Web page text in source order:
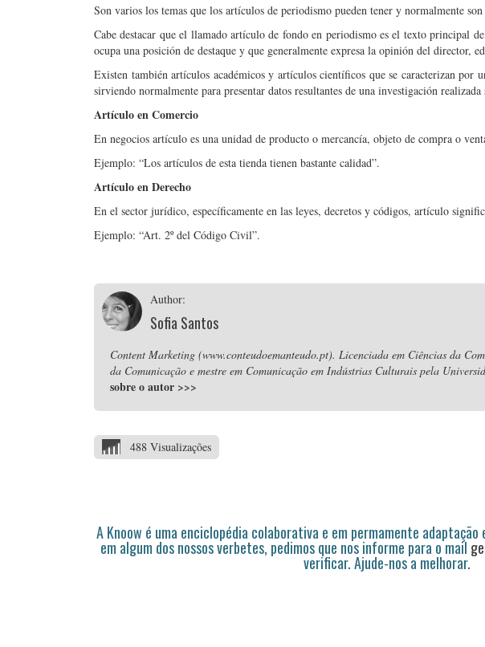
Son varios los temas que los artículos de periodismo pueden tener y normalmente
Cabe destacar que el llamado artículo de fondo en periodismo es el texto principal
ocupa una posición de destaque y que generalmente expresa la opinión del director,
Existen también artículos académicos y artículos científicos que se caracterizan por
sirviendo normalmente para presentar datos resultantes de una investigación
Artículo en Comercio
En negocios artículo es una unidad de producto o mercancía, objeto de compra o
Ejemplo: “Los artículos de esta tienda tienen bastante calidad”.
Artículo en Derecho
En el sector jurídico, específicamente en las leyes, decretos y códigos, artículo
Ejemplo: “Art. 2º del Código Civil”.
Author:
Sofia Santos
Content Marketing (www.conteudoemanteudo.pt). Licenciada em Ciências da
da Comunicação e mestre em Comunicação em Indústrias Culturais pela
sobre o autor >>>
488 Visualizações
A Knoow é uma enciclopédia colaborativa e em permamente
em algum dos nossos verbetes, pedimos que nos informe para o mail
verificar. Ajude-nos a melhorar.